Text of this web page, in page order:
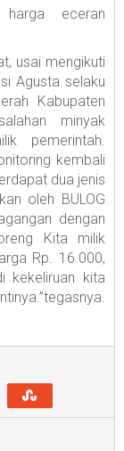
harga eceran
usai mengikuti
Agusta selaku
Kabupaten
minyak
pemerintah.
kembali
dua jenis
oleh BULOG
dengan
Kita milik
Rp. 16.000,
kekeliruan kita